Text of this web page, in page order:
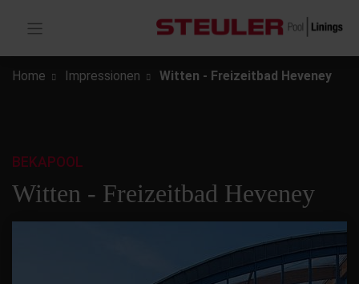
Home Impressionen Witten - Freizeitbad Heveney
Witten - Freizeitbad Heveney
BEKAPOOL